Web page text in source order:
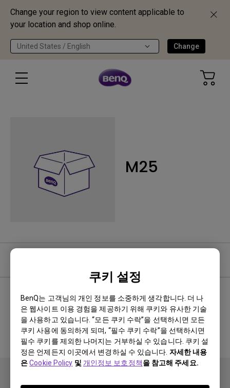
Change your region to view content applicable to
your location and shop online.
United States / English Change
쿠키 설정
BenQ는 고객님의 개인 정보를 소중하게 생각합니다. 더 나
은 웹사이트 이용 경험을 제공하기 위해 쿠키와 유사한 기술
을 사용하고 있습니다. “모든 쿠키 수락”을 선택하시면 모든
쿠키 사용에 동의하게 되며, “필수 쿠키 수락”을 선택하시면
필수 쿠키를 제외한 나머지는 거부하실 수 있습니다. 쿠키 설
정은 언제든지 이곳에서 변경하실 수 있습니다. 자세한 내용
은Cookie Policy 및 개인정보 보호정책을 참고해 주세요.
M25
관련 매뉴얼 없음